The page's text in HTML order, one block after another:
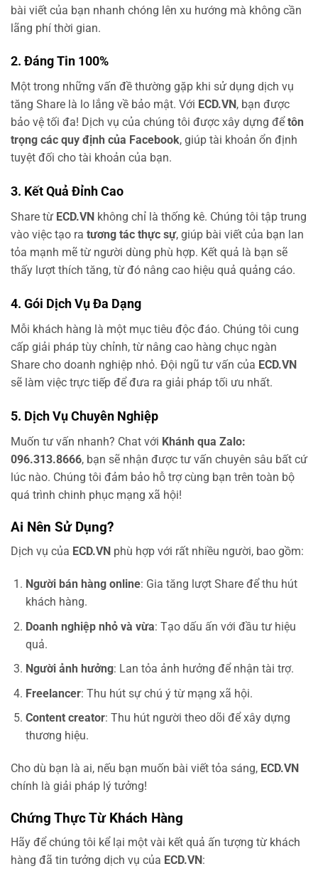
bài viết của bạn nhanh chóng lên xu hướng mà không cần
lãng phí thời gian.
2. Đáng Tin 100%
Một trong những vấn đề thường gặp khi sử dụng dịch vụ
tăng Share là lo lắng về bảo mật. Với ECD.VN , bạn được
bảo vệ tối đa! Dịch vụ của chúng tôi được xây dựng để tôn
trọng các quy định của Facebook, giúp tài khoản ổn định
tuyệt đối cho tài khoản của bạn.
3. Kết Quả Đỉnh Cao
Share từ ECD.VN không chỉ là thống kê. Chúng tôi tập trung
vào việc tạo ra tương tác thực sự, giúp bài viết của bạn lan
tỏa mạnh mẽ từ người dùng phù hợp. Kết quả là bạn sẽ
thấy lượt thích tăng, từ đó nâng cao hiệu quả quảng cáo.
4. Gói Dịch Vụ Đa Dạng
Mỗi khách hàng là một mục tiêu độc đáo. Chúng tôi cung
cấp giải pháp tùy chỉnh, từ nâng cao hàng chục ngàn
Share cho doanh nghiệp nhỏ. Đội ngũ tư vấn của ECD.VN
sẽ làm việc trực tiếp để đưa ra giải pháp tối ưu nhất.
5. Dịch Vụ Chuyên Nghiệp
Muốn tư vấn nhanh? Chat với Khánh qua Zalo:
096.313.8666, bạn sẽ nhận được tư vấn chuyên sâu bất cứ
lúc nào. Chúng tôi đảm bảo hỗ trợ cùng bạn trên toàn bộ
quá trình chinh phục mạng xã hội!
Ai Nên Sử Dụng?
Dịch vụ của ECD.VN phù hợp với rất nhiều người, bao gồm:
Người bán hàng online: Gia tăng lượt Share để thu hút
khách hàng.
Doanh nghiệp nhỏ và vừa: Tạo dấu ấn với đầu tư hiệu
quả.
Người ảnh hưởng: Lan tỏa ảnh hưởng để nhận tài trợ.
Freelancer: Thu hút sự chú ý từ mạng xã hội.
Content creator: Thu hút người theo dõi để xây dựng
thương hiệu.
Cho dù bạn là ai, nếu bạn muốn bài viết tỏa sáng, ECD.VN
chính là giải pháp lý tưởng!
Chứng Thực Từ Khách Hàng
Hãy để chúng tôi kể lại một vài kết quả ấn tượng từ khách
hàng đã tin tưởng dịch vụ của ECD.VN :